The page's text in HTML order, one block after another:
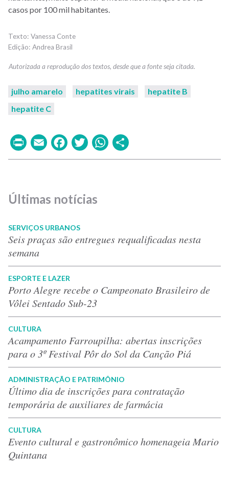
casos por 100 mil habitantes.
Vanessa Conte
Andrea Brasil
julho amarelo hepatites virais
hepatite B
hepatite C
PrintEmailFacebook
TwitterWhatsApp
Últimas notícias
SERVIÇOS URBANOS
Seis praças são entregues requalificadas nesta
semana
ESPORTE E LAZER
Porto Alegre recebe o Campeonato Brasileiro de
Vôlei Sentado Sub-23
CULTURA
Acampamento Farroupilha: abertas inscrições
para o 3º Festival Pôr do Sol da Canção Piá
ADMINISTRAÇÃO E PATRIMÔNIO
Último dia de inscrições para contratação
temporária de auxiliares de farmácia
CULTURA
Evento cultural e gastronômico homenageia Mario
Quintana